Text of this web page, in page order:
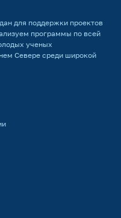
для поддержки проектов
программы по всей
ученых
Севере среди широкой